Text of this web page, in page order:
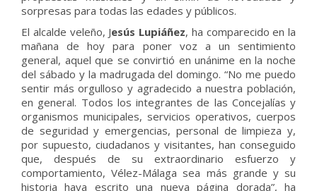
sorpresas para todas las edades y públicos.
El alcalde veleño, Jesús Lupiáñez, ha comparecido en la
mañana de hoy para poner voz a un sentimiento
general, aquel que se convirtió en unánime en la noche
del sábado y la madrugada del domingo. “No me puedo
sentir más orgulloso y agradecido a nuestra población,
en general. Todos los integrantes de las Concejalías y
organismos municipales, servicios operativos, cuerpos
de seguridad y emergencias, personal de limpieza y,
por supuesto, ciudadanos y visitantes, han conseguido
que, después de su extraordinario esfuerzo y
comportamiento, Vélez-Málaga sea más grande y su
historia haya escrito una nueva página dorada”, ha